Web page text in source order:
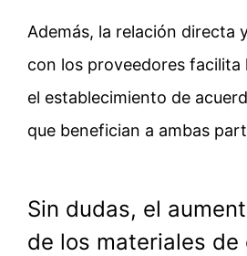
Además, la relación directa
con los proveedores facilita
el establecimiento de
que benefician a ambas
Sin dudas, el
de los materiales de